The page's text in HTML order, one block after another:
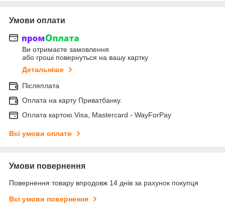
Умови оплати
Ви отримаєте замовлення
або гроші повернуться на вашу картку
Детальніше
Післяплата
Оплата на карту Приватбанку.
Оплата картою Visa, Mastercard - WayForPay
Всі умови оплати
Умови повернення
Повернення товару впродовж 14 днів за рахунок покупця
Всі умови повернення